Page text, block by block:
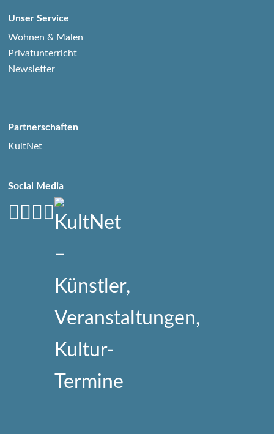
Unser Service
Wohnen & Malen
Privatunterricht
Newsletter
Partnerschaften
KultNet
Social Media